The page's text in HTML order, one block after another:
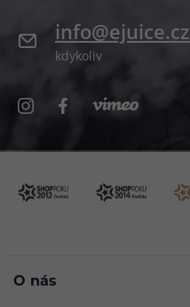
info@ejuice.cz
kdykoliv
O nás